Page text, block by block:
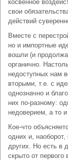
косвенное
свои
действий
Вместе с
но и импортные
вошли (и
органично.
недоступных нам
вторыми, т.е. с
однозначно и
них по-разному:
недоверием, а то
Кое-что
одних и,
других. Но есть в
скрыто от